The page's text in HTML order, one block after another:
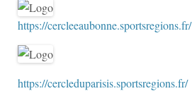
https://cercleeaubonne.sportsregions.fr/
https://cercleduparisis.sportsregions.fr/